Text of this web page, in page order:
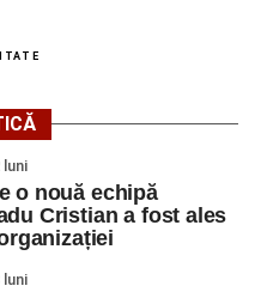
luni
o nouă echipă
Cristian a fost ales
luni